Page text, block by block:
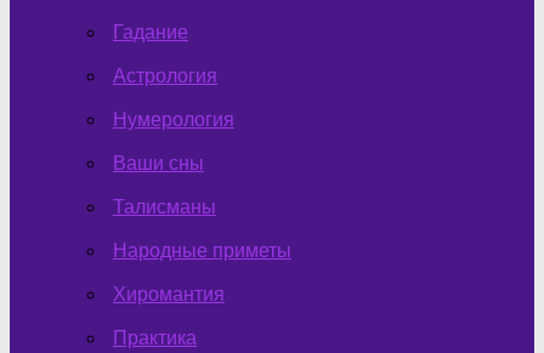
Гадание
Астрология
Нумерология
Ваши сны
Талисманы
Народные приметы
Хиромантия
Практика